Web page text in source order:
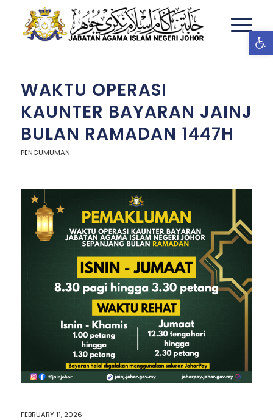
WAKTU OPERASI
KAUNTER BAYARAN JAINJ
BULAN RAMADAN 1447H
PENGUMUMAN
FEBRUARY 11, 2026